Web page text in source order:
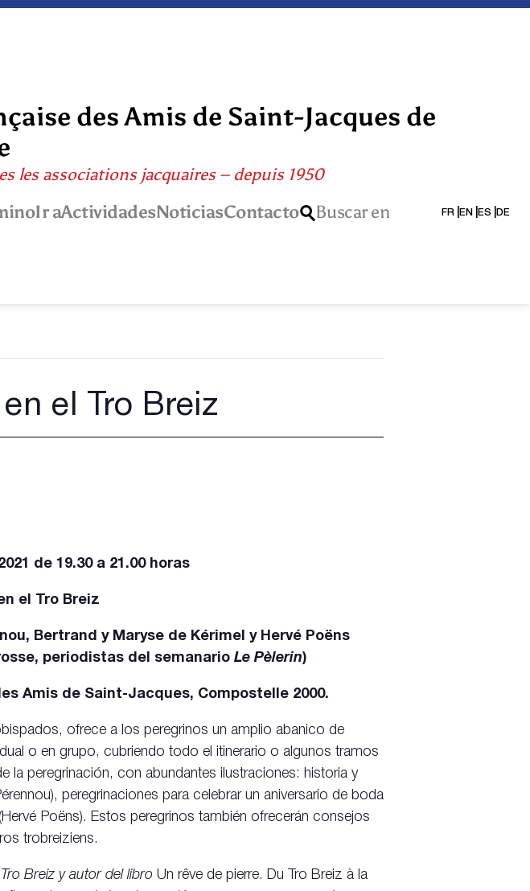
des Amis de Saint-Jacques de
les associations jacquaires – depuis 1950
Ir aActividadesNoticiasContacto Buscar en FR EN ES DE
el Tro Breiz
de 19.30 a 21.00 horas
el Tro Breiz
Bertrand y Maryse de Kérimel y Hervé Poëns
periodistas del semanario Le Pèlerin)
Amis de Saint-Jacques, Compostelle 2000.
ofrece a los peregrinos un amplio abanico de
o en grupo, cubriendo todo el itinerario o algunos tramos
la peregrinación, con abundantes ilustraciones: historia y
peregrinaciones para celebrar un aniversario de boda
Poëns). Estos peregrinos también ofrecerán consejos
trobreiziens.
Breiz y autor del libro Un rêve de pierre. Du Tro Breiz à la